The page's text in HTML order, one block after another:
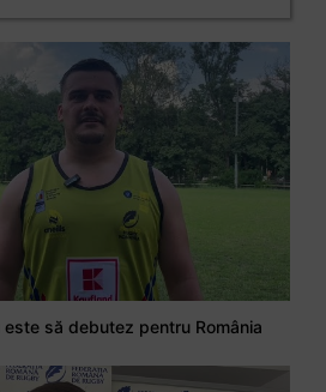
este să debutez pentru România